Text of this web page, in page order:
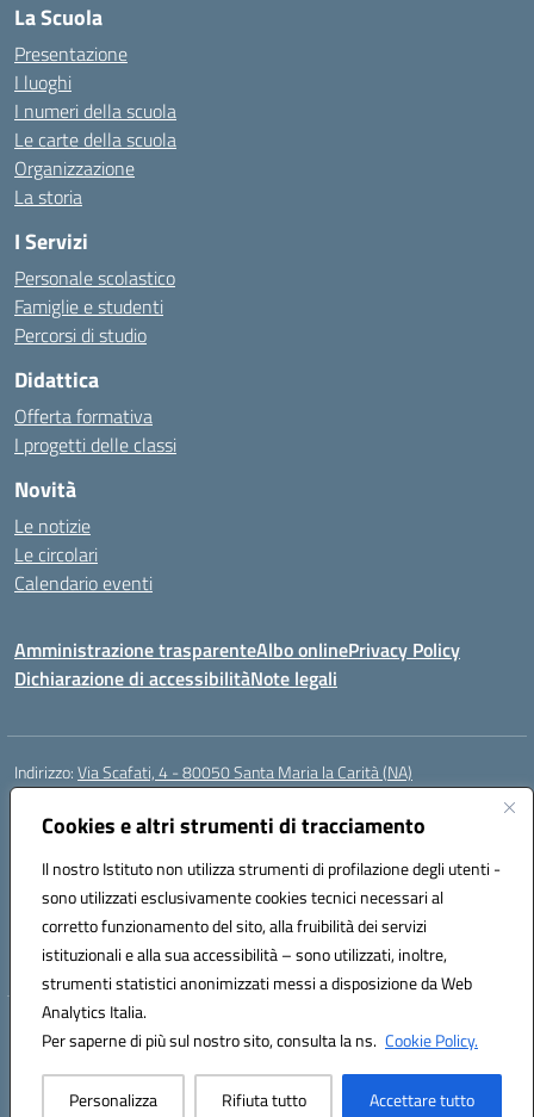
Cookies e altri strumenti di tracciamento
Il nostro Istituto non utilizza strumenti di profilazione degli utenti -
sono utilizzati esclusivamente cookies tecnici necessari al
corretto funzionamento del sito, alla fruibilità dei servizi
istituzionali e alla sua accessibilità – sono utilizzati, inoltre,
strumenti statistici anonimizzati messi a disposizione da Web
Analytics Italia.
Per saperne di più sul nostro sito, consulta la ns. Cookie Policy.
Personalizza Rifiuta tutto Accettare tutto
La Scuola
Presentazione
I luoghi
I numeri della scuola
Le carte della scuola
Organizzazione
La storia
I Servizi
Personale scolastico
Famiglie e studenti
Percorsi di studio
Didattica
Offerta formativa
I progetti delle classi
Novità
Le notizie
Le circolari
Calendario eventi
Amministrazione trasparenteAlbo onlinePrivacy Policy
Dichiarazione di accessibilitàNote legali
Indirizzo:Via Scafati, 4 - 80050 Santa Maria la Carità (NA)
Centralino:
Posta elettronica certificata (PEC):NAEE21900T@pec.istruzione.it
Codice fiscale: 90016250632
Codice meccanografico:NAEE21900T
Codice Indice delle Pubbliche Amministrazioni (IPA): istsc_naee21900t
Codice unico di fatturazione (CUF): UFZ0X6
Hosting & Powered by 3D Solution S.r.l.
Concept & Design by Designers Italia